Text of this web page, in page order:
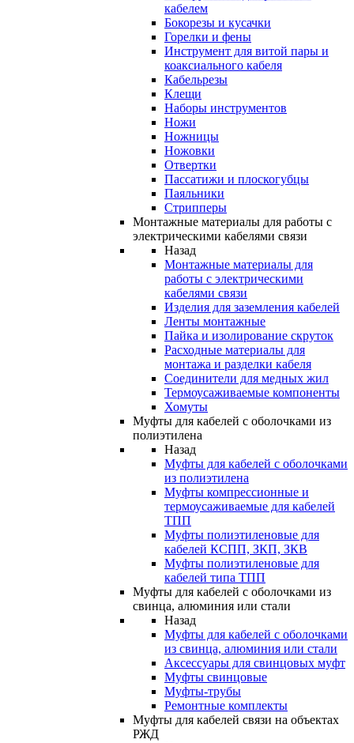
кабелем
Бокорезы и кусачки
Горелки и фены
Инструмент для витой пары и
коаксиального кабеля
Кабельрезы
Клещи
Наборы инструментов
Ножи
Ножницы
Ножовки
Отвертки
Пассатижи и плоскогубцы
Паяльники
Стрипперы
Монтажные материалы для работы с
электрическими кабелями связи
Назад
Монтажные материалы для
работы с электрическими
кабелями связи
Изделия для заземления кабелей
Ленты монтажные
Пайка и изолирование скруток
Расходные материалы для
монтажа и разделки кабеля
Соединители для медных жил
Термоусаживаемые компоненты
Хомуты
Муфты для кабелей с оболочками из
полиэтилена
Назад
Муфты для кабелей с оболочками
из полиэтилена
Муфты компрессионные и
термоусаживаемые для кабелей
ТПП
Муфты полиэтиленовые для
кабелей КСПП, ЗКП, ЗКВ
Муфты полиэтиленовые для
кабелей типа ТПП
Муфты для кабелей с оболочками из
свинца, алюминия или стали
Назад
Муфты для кабелей с оболочками
из свинца, алюминия или стали
Аксессуары для свинцовых муфт
Муфты свинцовые
Муфты-трубы
Ремонтные комплекты
Муфты для кабелей связи на объектах
РЖД